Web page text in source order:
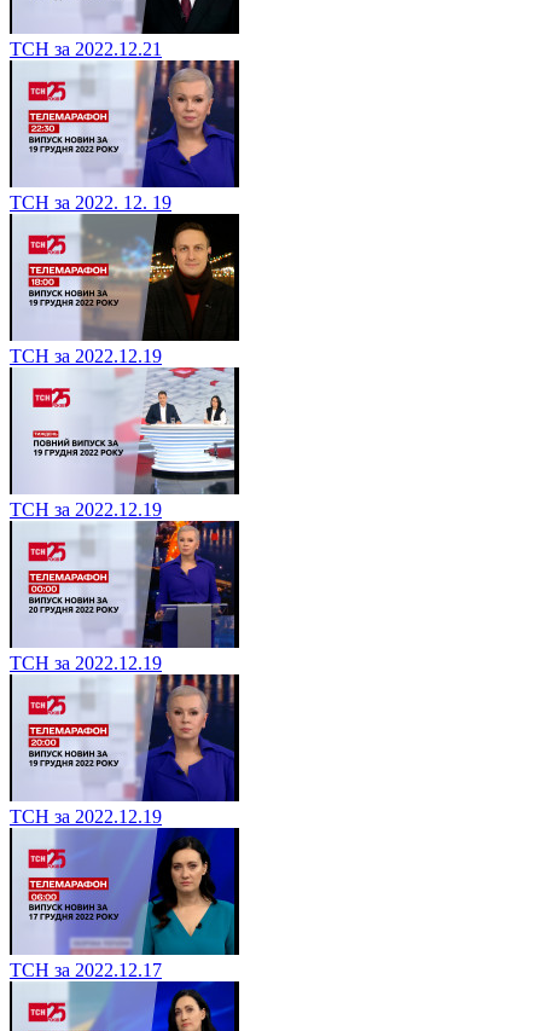
ТСН за 2022.12.21
ТСН за 2022. 12. 19
ТСН за 2022.12.19
ТСН за 2022.12.19
ТСН за 2022.12.19
ТСН за 2022.12.19
ТСН за 2022.12.17